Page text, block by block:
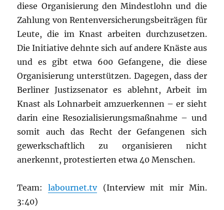
diese Organisierung den Mindestlohn und die
Zahlung von Rentenversicherungsbeiträgen für
Leute, die im Knast arbeiten durchzusetzen.
Die Initiative dehnte sich auf andere Knäste aus
und es gibt etwa 600 Gefangene, die diese
Organisierung unterstützen. Dagegen, dass der
Berliner Justizsenator es ablehnt, Arbeit im
Knast als Lohnarbeit amzuerkennen – er sieht
darin eine Resozialisierungsmaßnahme – und
somit auch das Recht der Gefangenen sich
gewerkschaftlich zu organisieren nicht
anerkennt, protestierten etwa 40 Menschen.
Team:labournet.tv(Interview mit mir Min.
3:40)